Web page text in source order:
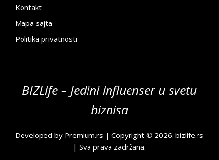
Kontakt
Mapa sajta
Politika privatnosti
BIZLife – Jedini influenser u svetu
biznisa
Developed by Premium.rs | Copyright © 2026.bizlife.rs
| Sva prava zadržana.